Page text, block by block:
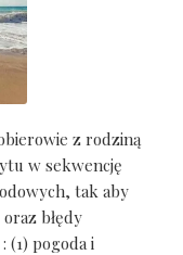
z rodziną
w sekwencję
tak aby
błędy
(1) pogoda i